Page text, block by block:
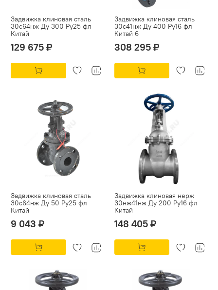
Задвижка клиновая сталь
30с64нж Ду 300 Ру25 фл
Китай
129 675 ₽
Задвижка клиновая сталь
30с41нж Ду 400 Ру16 фл
Китай 6
308 295 ₽
Задвижка клиновая сталь
30с64нж Ду 50 Ру25 фл
Китай
9 043 ₽
Задвижка клиновая нерж
30нж41нж Ду 200 Ру16 фл
Китай
148 405 ₽